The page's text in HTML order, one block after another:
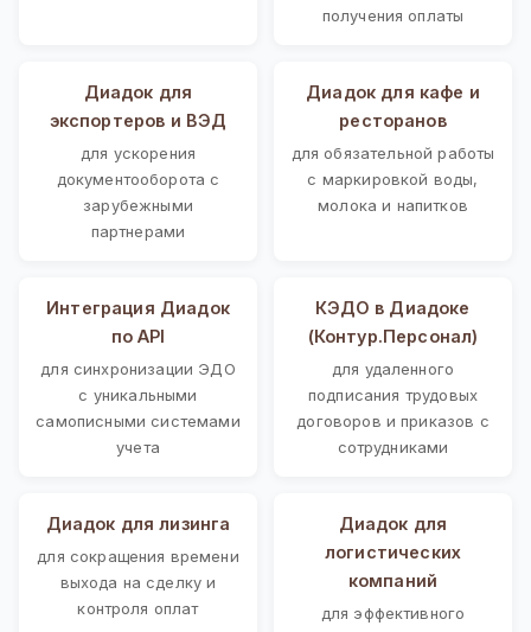
получения оплаты
Диадок для
экспортеров и ВЭД
для ускорения
документооборота с
зарубежными
партнерами
Диадок для кафе и
ресторанов
для обязательной работы
с маркировкой воды,
молока и напитков
Интеграция Диадок
по API
для синхронизации ЭДО
с уникальными
самописными системами
учета
КЭДО в Диадоке
(Контур.Персонал)
для удаленного
подписания трудовых
договоров и приказов с
сотрудниками
Диадок для лизинга
для сокращения времени
выхода на сделку и
контроля оплат
Диадок для
логистических
компаний
для эффективного